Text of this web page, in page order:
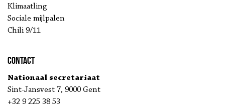
Klimaatling
Sociale mijlpalen
Chili 9/11
Contact
Nationaal secretariaat
Sint-Jansvest 7, 9000 Gent
+32 9 225 38 53